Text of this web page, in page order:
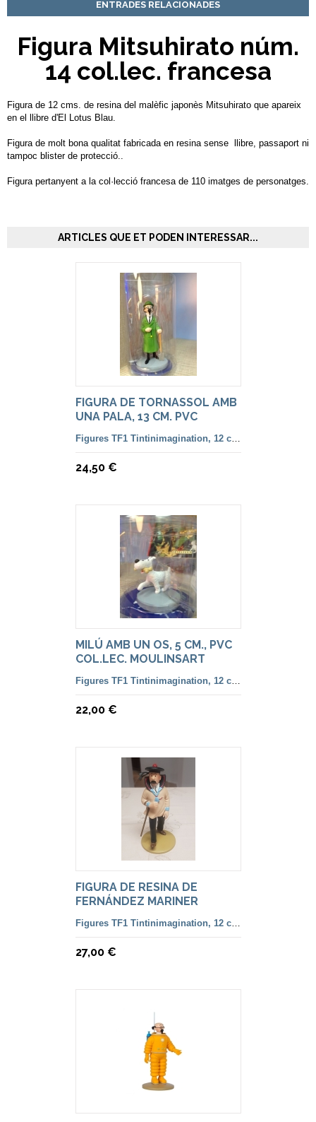
ENTRADES RELACIONADES
Figura Mitsuhirato núm.
14 col.lec. francesa
Figura de 12 cms. de resina del malèfic japonès Mitsuhirato que apareix
en el llibre d'El Lotus Blau.
Figura de molt bona qualitat fabricada en resina sense llibre, passaport ni
tampoc blister de protecció..
Figura pertanyent a la col·lecció francesa de 110 imatges de personatges.
ARTICLES QUE ET PODEN INTERESSAR...
FIGURA DE TORNASSOL AMB
UNA PALA, 13 CM. PVC
Figures TF1 Tintinimagination, 12 cm. color i françesa
24,50 €
MILÚ AMB UN OS, 5 CM., PVC
COL.LEC. MOULINSART
Figures TF1 Tintinimagination, 12 cm. color i françesa
22,00 €
FIGURA DE RESINA DE
FERNÁNDEZ MARINER
Figures TF1 Tintinimagination, 12 cm. color i françesa
27,00 €